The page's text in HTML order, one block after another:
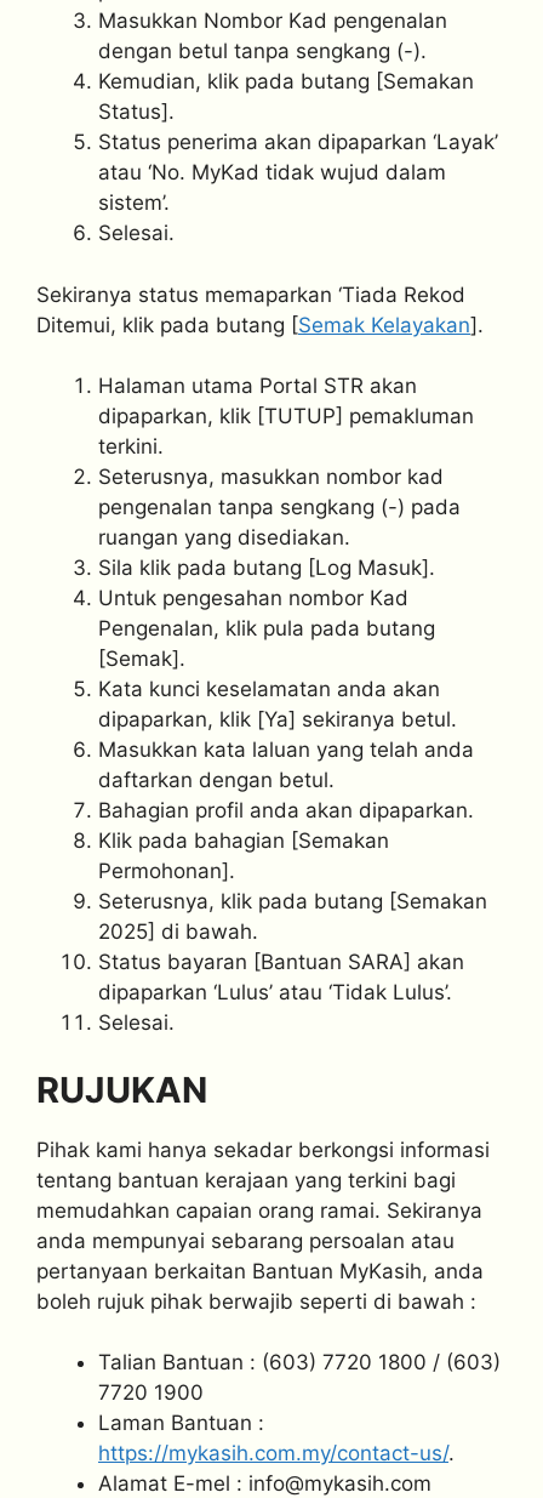
Masukkan Nombor Kad pengenalan
dengan betul tanpa sengkang (-).
Kemudian, klik pada butang [Semakan
Status].
Status penerima akan dipaparkan ‘Layak’
atau ‘No. MyKad tidak wujud dalam
sistem’.
Selesai.
Sekiranya status memaparkan ‘Tiada Rekod
Ditemui, klik pada butang [Semak Kelayakan].
Halaman utama Portal STR akan
dipaparkan, klik [TUTUP] pemakluman
terkini.
Seterusnya, masukkan nombor kad
pengenalan tanpa sengkang (-) pada
ruangan yang disediakan.
Sila klik pada butang [Log Masuk].
Untuk pengesahan nombor Kad
Pengenalan, klik pula pada butang
[Semak].
Kata kunci keselamatan anda akan
dipaparkan, klik [Ya] sekiranya betul.
Masukkan kata laluan yang telah anda
daftarkan dengan betul.
Bahagian profil anda akan dipaparkan.
Klik pada bahagian [Semakan
Permohonan].
Seterusnya, klik pada butang [Semakan
2025] di bawah.
Status bayaran [Bantuan SARA] akan
dipaparkan ‘Lulus’ atau ‘Tidak Lulus’.
Selesai.
RUJUKAN
Pihak kami hanya sekadar berkongsi informasi
tentang bantuan kerajaan yang terkini bagi
memudahkan capaian orang ramai. Sekiranya
anda mempunyai sebarang persoalan atau
pertanyaan berkaitan Bantuan MyKasih, anda
boleh rujuk pihak berwajib seperti di bawah :
Talian Bantuan : (603) 7720 1800 / (603)
7720 1900
Laman Bantuan :
https://mykasih.com.my/contact-us/.
Alamat E-mel : info@mykasih.com